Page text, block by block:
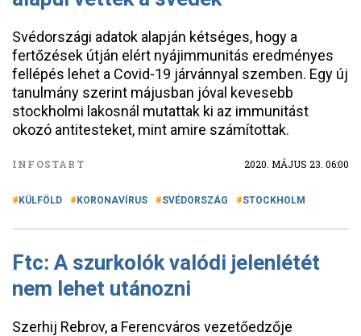
Svédországi adatok alapján kétséges, hogy a
fertőzések útján elért nyájimmunitás eredményes
fellépés lehet a Covid-19 járvánnyal szemben. Egy új
tanulmány szerint májusban jóval kevesebb
stockholmi lakosnál mutattak ki az immunitást
okozó antitesteket, mint amire számítottak.
INFOSTART 2020. MÁJUS 23. 06:00
KÜLFÖLD KORONAVÍRUS SVÉDORSZÁG STOCKHOLM
Ftc: A szurkolók valódi jelenlétét
nem lehet utánozni
Szerhij Rebrov, a Ferencváros vezetőedzője